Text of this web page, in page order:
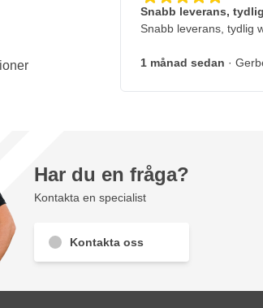
Snabb leverans,
Snabb leverans, tydlig
1 månad sedan ·
Har du en fråga?
Kontakta en specialist
Kontakta oss